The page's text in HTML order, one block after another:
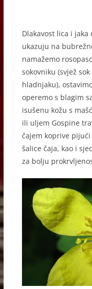
Dlakavost lica i
ukazuju na
namažemo
sokovniku (svjež
hladnjaku),
operemo s blagim
isušenu kožu s
ili uljem Gospine
čajem koprive
šalice čaja, kao i
za bolju